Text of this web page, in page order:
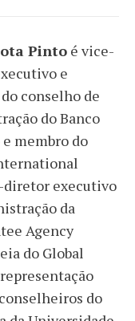
Pinto é vice-
e
conselho de
do Banco
membro do
diretor executivo
da
Agency
do Global
do